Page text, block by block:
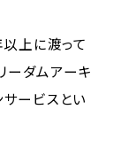
上に渡って
ーダムアーキ
ービスとい